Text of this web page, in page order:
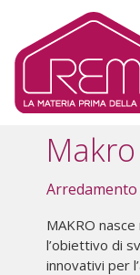
Salta al contenuto
Makro
MAKRO
l’obiettivo di
innovativi per